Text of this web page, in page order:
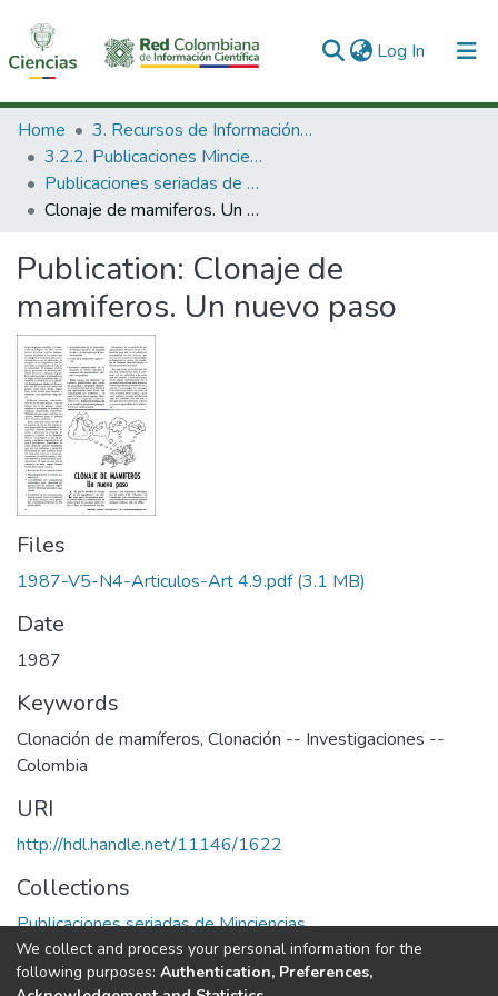
Log In (current)
Communities & Collections
All of DSpace
Statistics
Home
3. Recursos de Información Científica y Tecnológica
3.2.2. Publicaciones Minciencias
Publicaciones seriadas de Minciencias
Clonaje de mamiferos. Un nuevo paso
Publication: Clonaje de
mamiferos. Un nuevo paso
Files
1987-V5-N4-Articulos-Art 4.9.pdf(3.1 MB)
Date
1987
Keywords
Clonación de mamíferos, Clonación -- Investigaciones --
Colombia
URI
http://hdl.handle.net/11146/1622
Collections
Publicaciones seriadas de Minciencias
Full item page
We collect and process your personal information for the
following purposes: Authentication, Preferences,